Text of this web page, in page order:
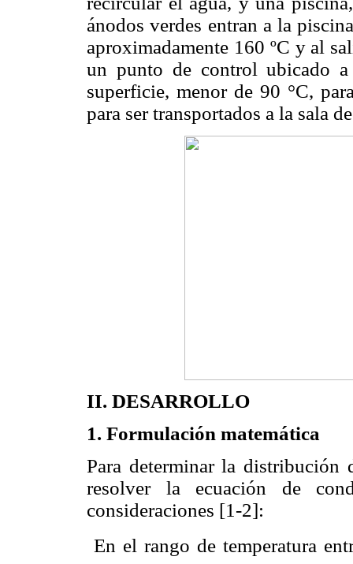
ánodos verdes entran a la
aproximadamente 160 ºC y al
un punto de control ubicado
superficie, menor de 90 °C,
para ser transportados a la sala
II. DESARROLLO
1. Formulación matemática
Para determinar la distribución
resolver la ecuación de
consideraciones [1-2]:
 En el rango de temperatura